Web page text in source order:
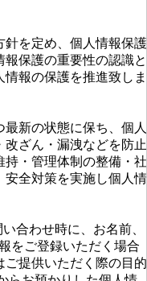
針を定め、個人情報保護
保護の重要性の認識と
報の保護を推進致しま
新の状態に保ち、個人
ざん・漏洩などを防止
持・管理体制の整備・社
安全対策を実施し個人情
合わせ時に、お名前、
をご登録いただく場合
ご提供いただく際の目的